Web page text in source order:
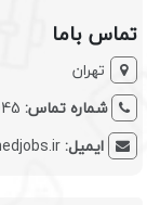
تماس باما
تهران
شماره تماس:
ایمیل: